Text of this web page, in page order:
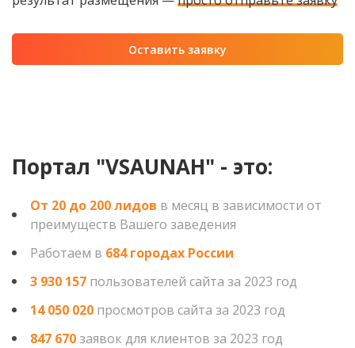
Оставить заявку
Портал "VSAUNAH" - это:
От 20 до 200 лидов в месяц в зависимости от
преимуществ Вашего заведения
Работаем в 684 городах России
3 930 157 пользователей сайта за 2023 год
14 050 020 просмотров сайта за 2023 год
847 670 заявок для клиентов за 2023 год